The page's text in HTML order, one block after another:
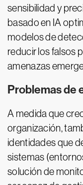
sensibilidad y
basado en IA
modelos de
reducir los falsos
amenazas
Problemas de
A medida que
organización,
identidades que
sistemas
solución de